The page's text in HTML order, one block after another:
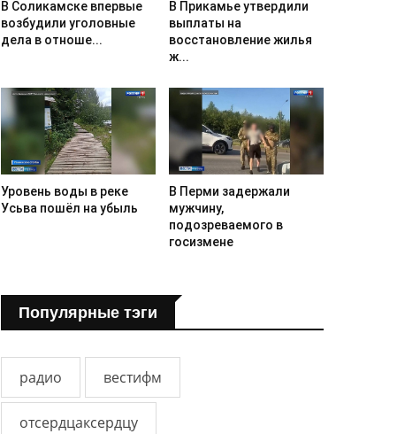
В Соликамске впервые
возбудили уголовные
дела в отноше...
В Прикамье утвердили
выплаты на
восстановление жилья
ж...
Уровень воды в реке
Усьва пошёл на убыль
В Перми задержали
мужчину,
подозреваемого в
госизмене
Популярные тэги
радио вестифм
отсердцаксердцу